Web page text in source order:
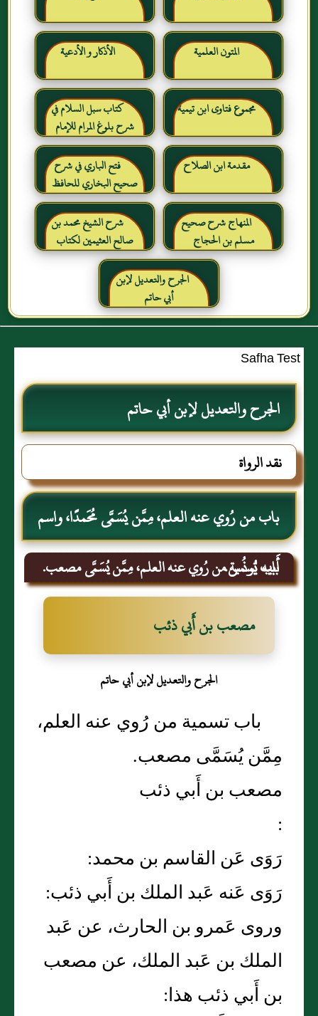
المتون العلمية الأذكار و الأدعية
مجموع فتاوى ابن تيمية
كتاب سبل السلام في
شرح بلوغ المرام للإمام
الصنعاني رحمه الله
مقدمة ابن الصلاح
فتح الباري في شرح
صحيح البخاري للحافظ
ابن حجر العسقلاني
المنهاج شرح صحيح
مسلم بن الحجاج
شرح الشيخ محمد بن
صالح العثيمين لكتاب
رياض الصالحين للإمام
النووي رحمهم الله تعالىالجرح والتعديل لإبن
أبي حاتم
Safha Test
الجرح والتعديل لإبن أبي حاتم
نقد الرواة
باب من رُوي عنه العلم، مِمَّن يُسَمَّى مُحَمدًا، واسم
أَبيه يُونُس.
باب تسمية من رُوي عنه العلم، مِمَّن يُسَمَّى مصعب.
مصعب بن أَبي ذئب
الجرح والتعديل لإبن أبي حاتم
باب تسمية من رُوي عنه العلم،
مِمَّن يُسَمَّى مصعب.
مصعب بن أَبي ذئب
:
رَوَى عَن القاسم بن محمد:
رَوَى عَنه عَبد الملك بن أَبي ذئب:
وروى عَمرو بن الحارث، عن عَبد
الملك بن عَبد الملك، عن مصعب
بن أَبي ذئب هذا: